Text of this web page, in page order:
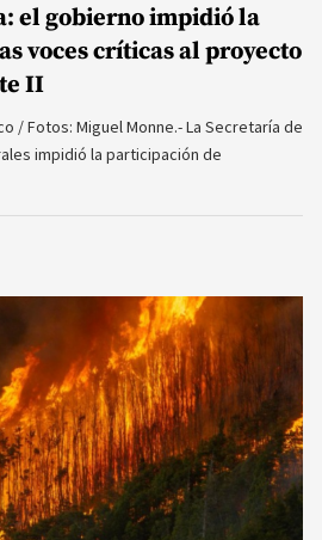
el gobierno impidió la
voces críticas al proyecto
II
/ Fotos: Miguel Monne.- La Secretaría de
impidió la participación de